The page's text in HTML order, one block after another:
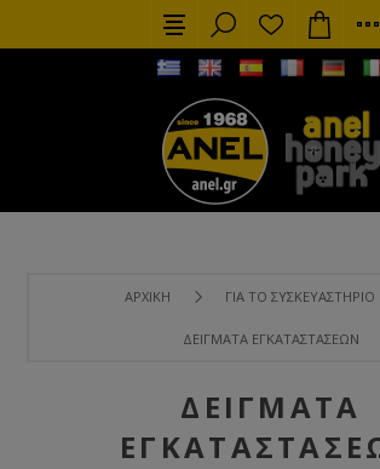
ΑΡΧΙΚΉ ΓΙΑ ΤΟ ΣΥΣΚΕΥΑΣΤΉΡΙΟ
ΔΕΊΓΜΑΤΑ ΕΓΚΑΤΑΣΤΆΣΕΩΝ
ΔΕΊΓΜΑΤΑ